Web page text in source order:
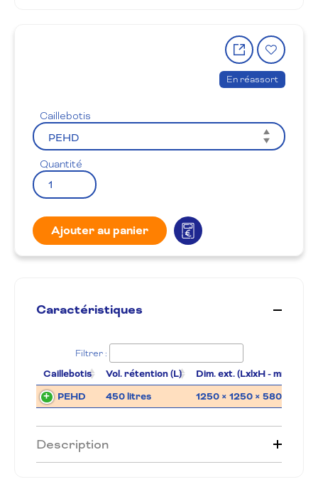
Partager
le
produit
à
la
En réassort
Caillebotis
Quantité
Ajouter au panier
Caractéristiques
Filtrer :
Caillebotis Vol. rétention (L) Dim. ext. (LxlxH - mm)
PEHD
450 litres 1250 × 1250 × 580 mm
Description